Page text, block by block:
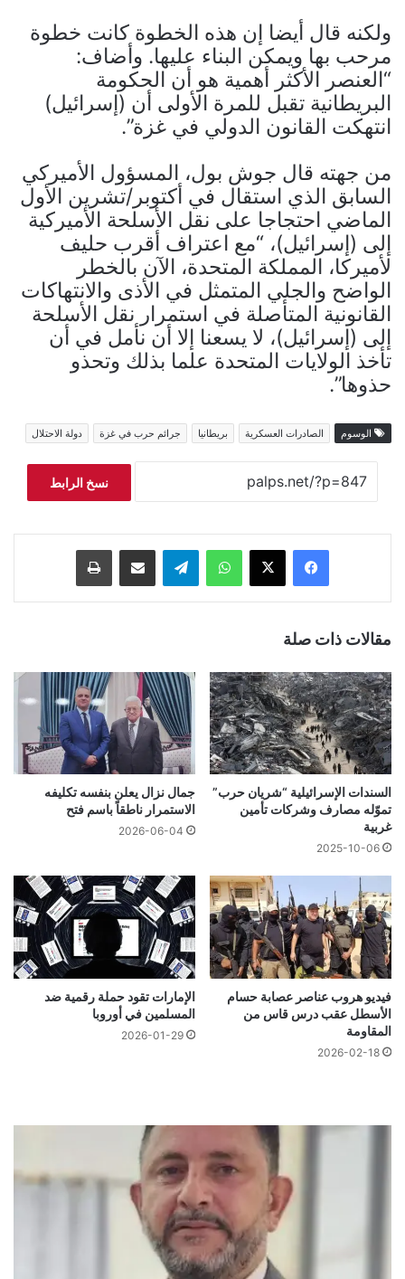
ولكنه قال أيضا إن هذه الخطوة كانت خطوة
مرحب بها ويمكن البناء عليها. وأضاف:
“العنصر الأكثر أهمية هو أن الحكومة
البريطانية تقبل للمرة الأولى أن (إسرائيل)
انتهكت القانون الدولي في غزة”.
من جهته قال جوش بول، المسؤول الأميركي
السابق الذي استقال في أكتوبر/تشرين الأول
الماضي احتجاجا على نقل الأسلحة الأميركية
إلى (إسرائيل)، “مع اعتراف أقرب حليف
لأميركا، المملكة المتحدة، الآن بالخطر
الواضح والجلي المتمثل في الأذى والانتهاكات
القانونية المتأصلة في استمرار نقل الأسلحة
إلى (إسرائيل)، لا يسعنا إلا أن نأمل في أن
تأخذ الولايات المتحدة علما بذلك وتحذو
حذوها”.
الوسوم الصادرات العسكرية بريطانيا جرائم حرب في غزة دولة الاحتلال
نسخ الرابط
فيسبوك ‫X واتساب تيلقرام مشاركة عبر البريد طباعة
مقالات ذات صلة
السندات الإسرائيلية “شريان حرب”
تموّله مصارف وشركات تأمين
غربية
2025-10-06
جمال نزال يعلن بنفسه تكليفه
الاستمرار ناطقاً باسم فتح
2026-06-04
فيديو هروب عناصر عصابة حسام
الأسطل عقب درس قاس من
المقاومة
2026-02-18
الإمارات تقود حملة رقمية ضد
المسلمين في أوروبا
2026-01-29